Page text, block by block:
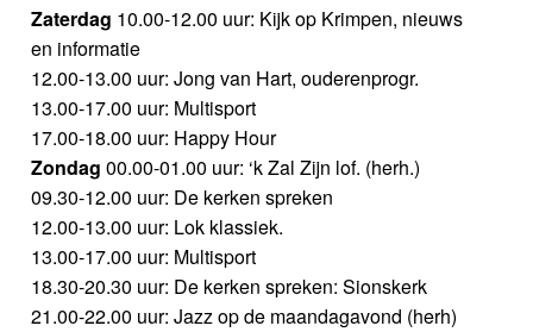
Zaterdag 10.00-12.00 uur: Kijk op Krimpen, nieuws
en informatie
12.00-13.00 uur: Jong van Hart, ouderenprogr.
13.00-17.00 uur: Multisport
17.00-18.00 uur: Happy Hour
Zondag 00.00-01.00 uur: ‘k Zal Zijn lof. (herh.)
09.30-12.00 uur: De kerken spreken
12.00-13.00 uur: Lok klassiek.
13.00-17.00 uur: Multisport
18.30-20.30 uur: De kerken spreken: Sionskerk
21.00-22.00 uur: Jazz op de maandagavond (herh)